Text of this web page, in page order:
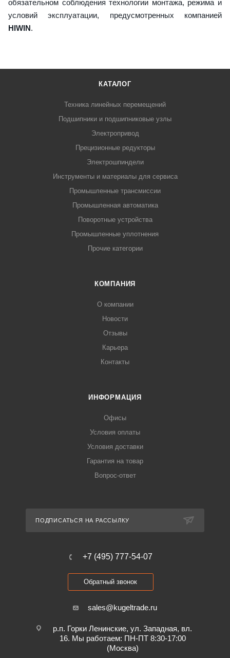
обязательном соблюдения технологии монтажа, режима и
условий эксплуатации, предусмотренных компанией
HIWIN.
КАТАЛОГ
Техника линейных перемещений
Подшипники и подшипниковые узлы
Электропривод
Прецизионные редукторы
Электрошпиндели
Инструменты и материалы для сервиса
Промышленные трансмиссии
Промышленная автоматика
Поворотные устройства
Промышленные уплотнения
Прочие категории
КОМПАНИЯ
О компании
Новости
Отзывы
Карьера
Контакты
ИНФОРМАЦИЯ
Офисы
Условия оплаты
Условия доставки
Гарантия на товар
Вопрос-ответ
ПОДПИСАТЬСЯ НА РАССЫЛКУ
+7 (495) 777-54-07
Обратный звонок
sales@kugeltrade.ru
р.п. Горки Ленинские, ул. Западная, вл.
16. Мы работаем: ПН-ПТ 8:30-17:00
(Москва)